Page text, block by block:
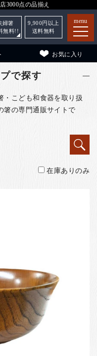
3000点の品揃え
menu
お気に入り
婦箸
無料!!
9,900 円以上
送料無料
で探す
・こども和食器を取り扱
箸の専門通販サイトで
在庫ありのみ